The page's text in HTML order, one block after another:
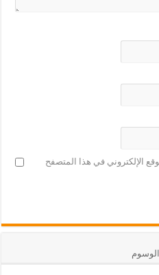
الإلكتروني في هذا المتصفح
الوسوم